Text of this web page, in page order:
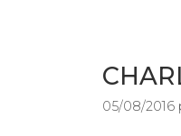
05/08/2016